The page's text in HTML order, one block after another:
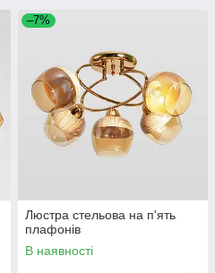
–7%
Люстра стельова на п'ять
плафонів
В наявності